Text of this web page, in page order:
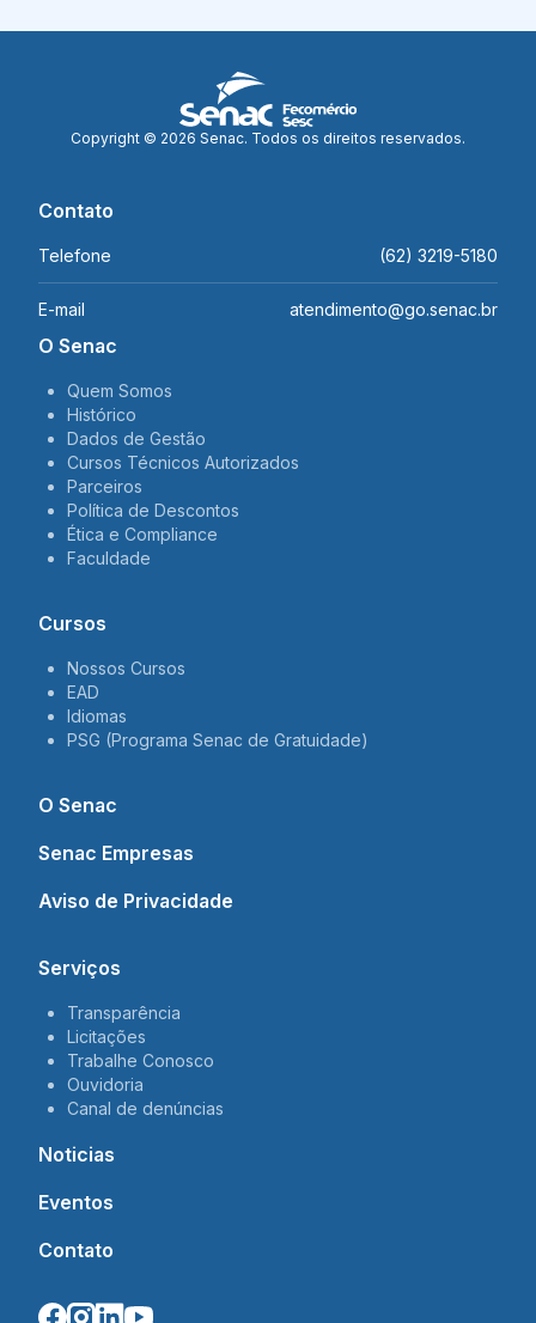
Contato
Telefone (62) 3219-5180
E-mail atendimento@go.senac.br
Copyright © 2026 Senac. Todos os direitos reservados.
O Senac
Quem Somos
Histórico
Dados de Gestão
Cursos Técnicos Autorizados
Parceiros
Política de Descontos
Ética e Compliance
Faculdade
Cursos
Nossos Cursos
EAD
Idiomas
PSG (Programa Senac de Gratuidade)
O Senac
Senac Empresas
Aviso de Privacidade
Serviços
Transparência
Licitações
Trabalhe Conosco
Ouvidoria
Canal de denúncias
Noticias
Eventos
Contato